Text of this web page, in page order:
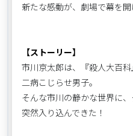
新たな感動が、劇場で幕を開
【ストーリー】
市川京太郎は、『殺人大百
二病こじらせ男子。
そんな市川の静かな世界に
突然入り込んできた！